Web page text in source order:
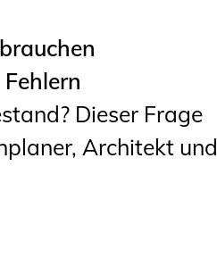
Dieser Frage
Architekt und